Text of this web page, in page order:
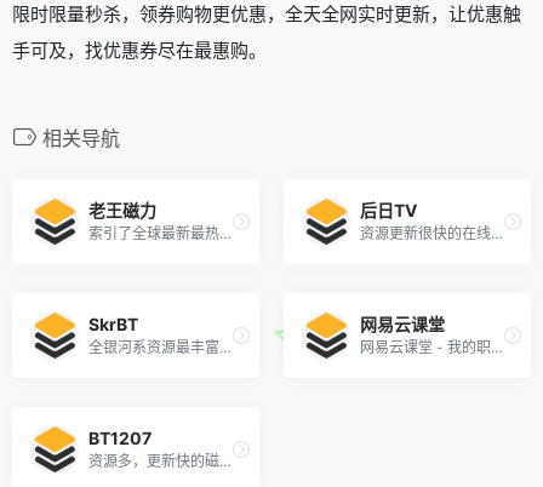
限时限量秒杀，领券购物更优惠，全天全网实时更新，让优惠触
手可及，找优惠券尽在最惠购。
相关导航
老王磁力
索引了全球最新最热门的BT种子信息和磁力链接
后日TV
资源更新很快的在线视频网站
SkrBT
全银河系资源最丰富的种子搜索网站
网易云课堂
网易云课堂 - 我的职业课堂
BT1207
资源多，更新快的磁力链接搜索引擎